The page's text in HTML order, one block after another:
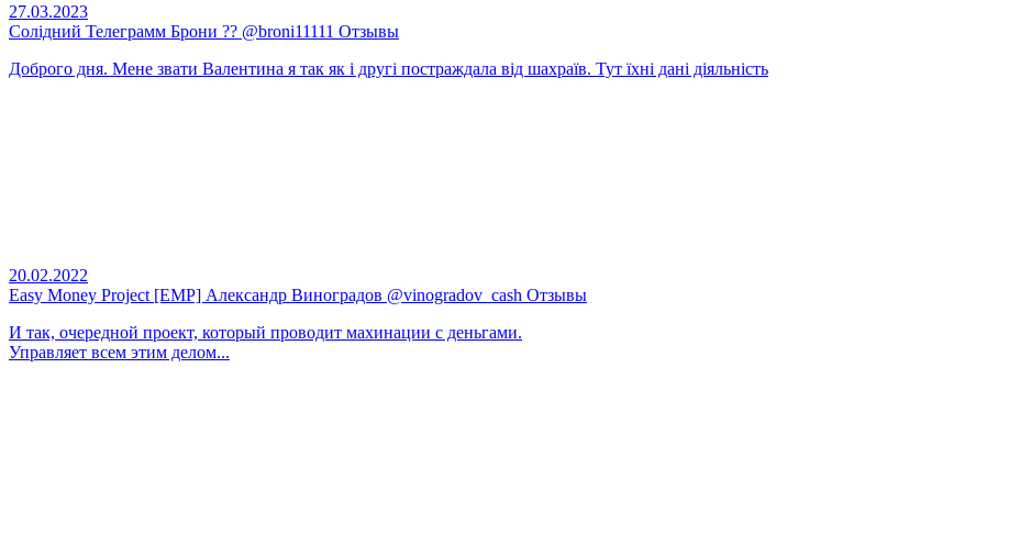
27.03.2023
Солідний Телеграмм Брони ?? @broni11111 Отзывы
Доброго дня. Мене звати Валентина я так як і другі постраждала від шахраїв. Тут їхні дані діяльність
20.02.2022
Easy Money Project [EMP] Александр Виноградов @vinogradov_cash Отзывы
И так, очередной проект, который проводит махинации с деньгами.
Управляет всем этим делом...